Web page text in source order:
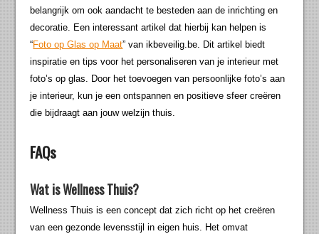
belangrijk om ook aandacht te besteden aan de inrichting en
decoratie. Een interessant artikel dat hierbij kan helpen is
“Foto op Glas op Maat” van ikbeveilig.be. Dit artikel biedt
inspiratie en tips voor het personaliseren van je interieur met
foto’s op glas. Door het toevoegen van persoonlijke foto’s aan
je interieur, kun je een ontspannen en positieve sfeer creëren
die bijdraagt aan jouw welzijn thuis.
FAQs
Wat is Wellness Thuis?
Wellness Thuis is een concept dat zich richt op het creëren
van een gezonde levensstijl in eigen huis. Het omvat